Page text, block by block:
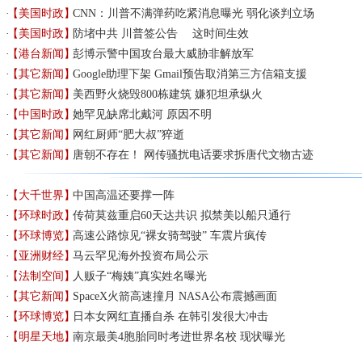
【美国时政】CNN：川普不满弹药吃紧消息曝光 弱化谈判立场
【美国时政】防堵中共 川普签公告 这时间生效
【港台新闻】彭博示警中国攻台最大威胁非解放军
【其它新闻】Google助理下架 Gmail预告取消第三方信箱支援
【其它新闻】美西野火烧毁800栋建筑 嫌犯坦承纵火
【中国时政】她罕见缺席北戴河 原因不明
【其它新闻】网红厨师“肥大叔”猝逝
【其它新闻】唐朝不存在！ 网传骚扰电话要求拆唐代文物古迹
【大千世界】中国高温还要撑一阵
【环球时政】传荷莫兹重启60天达共识 拟禁美以船只通行
【环球博览】高速公路惊见“裸女骑驾驶” 车震片疯传
【亚洲财经】马云罕见海外投资布局公示
【法制空间】人贩子“梅姨”真实姓名曝光
【其它新闻】SpaceX火箭高速撞月 NASA公布震撼画面
【环球博览】 日本女网红直播自杀 在韩引发很大冲击
【明星天地】南京最美4胞胎同时考进世界名校 现状曝光